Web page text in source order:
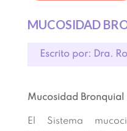
MUCOSIDAD
Escrito por: Dra.
Mucosidad Bronquial
El Sistema